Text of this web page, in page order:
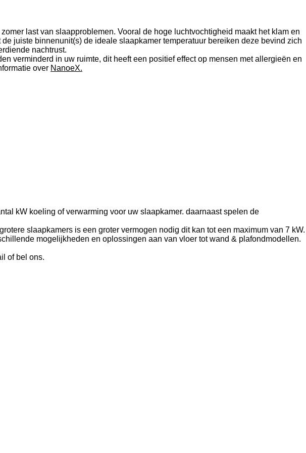
last van slaapproblemen. Vooral de hoge luchtvochtigheid maakt het klam en
juiste binnenunit(s) de ideale slaapkamer temperatuur bereiken deze bevind zich
nachtrust.
verminderd in uw ruimte, dit heeft een positief effect op mensen met allergieën en
over NanoeX.
kW koeling of verwarming voor uw slaapkamer. daarnaast spelen de
slaapkamers is een groter vermogen nodig dit kan tot een maximum van 7 kW.
mogelijkheden en oplossingen aan van vloer tot wand & plafondmodellen.
of bel ons.